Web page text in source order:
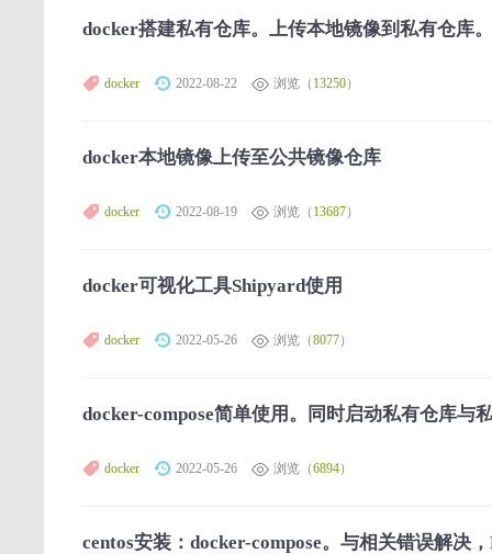
docker搭建私有仓库。上传本地镜像到私有仓库
docker 2022-08-22 浏览（ 13250）
docker本地镜像上传至公共镜像仓库
docker 2022-08-19 浏览（ 13687）
docker可视化工具Shipyard使用
docker 2022-05-26 浏览（8077）
docker-compose简单使用。同时启动私有仓库与
docker 2022-05-26 浏览（6894）
centos安装：docker-compose。与相关错误解决